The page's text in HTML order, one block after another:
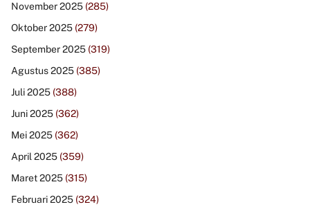
November 2025 (285)
Oktober 2025 (279)
September 2025 (319)
Agustus 2025 (385)
Juli 2025 (388)
Juni 2025 (362)
Mei 2025 (362)
April 2025 (359)
Maret 2025 (315)
Februari 2025 (324)